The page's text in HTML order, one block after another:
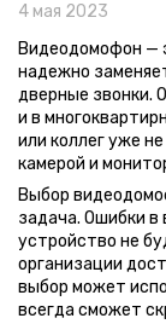
4 мая 2023
Видеодомофон —
надежно
дверные звонки.
и в
или коллег уже
камерой и
Выбор
задача. Ошибки в
устройство не
организации
выбор может
всегда сможет